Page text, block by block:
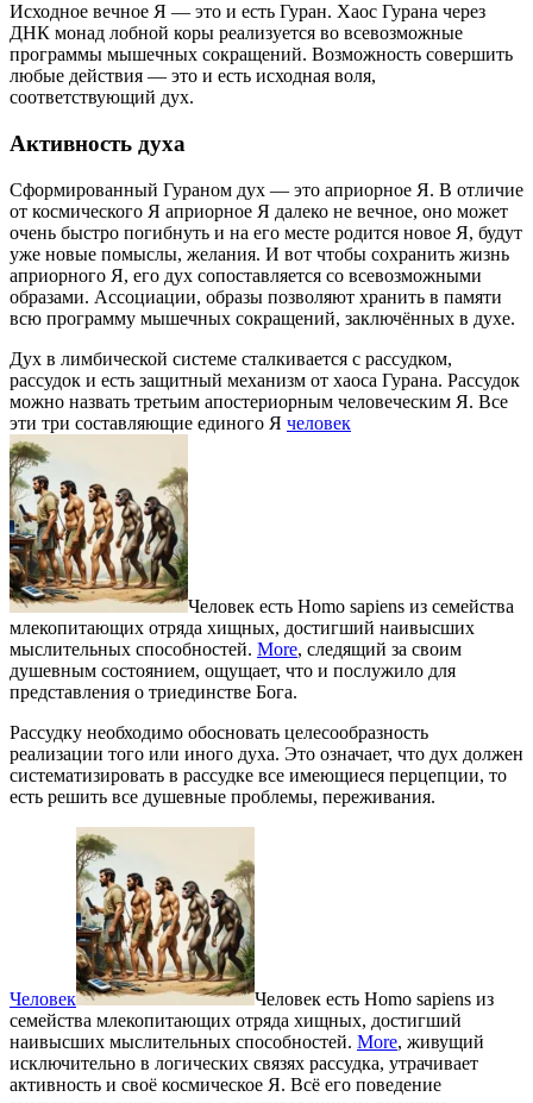
Исходное вечное Я — это и есть Гуран. Хаос Гурана через
ДНК монад лобной коры реализуется во всевозможные
программы мышечных сокращений. Возможность совершить
любые действия — это и есть исходная воля,
соответствующий дух.
Активность духа
Сформированный Гураном дух — это априорное Я. В отличие
от космического Я априорное Я далеко не вечное, оно может
очень быстро погибнуть и на его месте родится новое Я, будут
уже новые помыслы, желания. И вот чтобы сохранить жизнь
априорного Я, его дух сопоставляется со всевозможными
образами. Ассоциации, образы позволяют хранить в памяти
всю программу мышечных сокращений, заключённых в духе.
Дух в лимбической системе сталкивается с рассудком,
рассудок и есть защитный механизм от хаоса Гурана. Рассудок
можно назвать третьим апостериорным человеческим Я. Все
эти три составляющие единого Я человек
Человек есть Homo sapiens из семейства
млекопитающих отряда хищных, достигший наивысших
мыслительных способностей. More, следящий за своим
душевным состоянием, ощущает, что и послужило для
представления о триединстве Бога.
Рассудку необходимо обосновать целесообразность
реализации того или иного духа. Это означает, что дух должен
систематизировать в рассудке все имеющиеся перцепции, то
есть решить все душевные проблемы, переживания.
Человек
Человек есть Homo sapiens из
семейства млекопитающих отряда хищных, достигший
наивысших мыслительных способностей. More, живущий
исключительно в логических связях рассудка, утрачивает
активность и своё космическое Я. Всё его поведение